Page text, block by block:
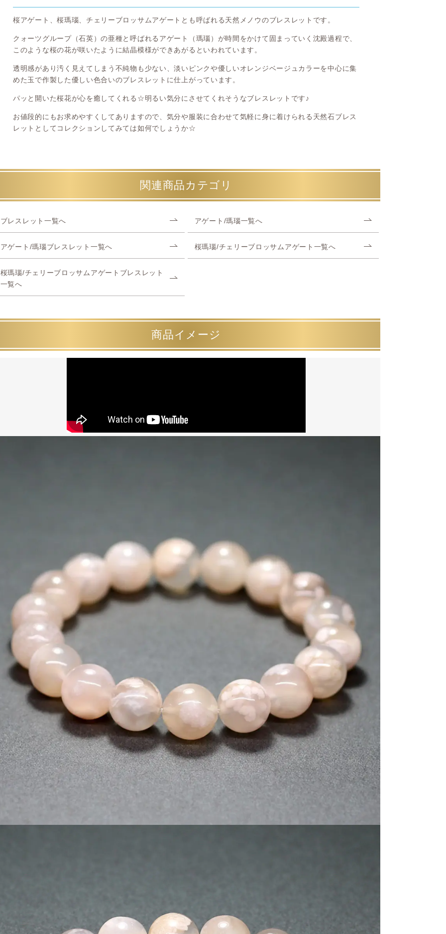
桜アゲート、桜瑪瑙、チェリーブロッサムアゲートとも呼ばれる天然メノウのブレスレットです。
クォーツグループ（石英）の亜種と呼ばれるアゲート（瑪瑙）が時間をかけて固まっていく沈殿過程で、
このような桜の花が咲いたように結晶模様ができあがるといわれています。
透明感があり汚く見えてしまう不純物も少ない、淡いピンクや優しいオレンジベージュカラーを中心に集
めた玉で作製した優しい色合いのブレスレットに仕上がっています。
パッと開いた桜花が心を癒してくれる☆明るい気分にさせてくれそうなブレスレットです♪
お値段的にもお求めやすくしてありますので、気分や服装に合わせて気軽に身に着けられる天然石ブレス
レットとしてコレクションしてみては如何でしょうか☆
関連商品カテゴリ
ブレスレット一覧へ アゲート/瑪瑙一覧へ
アゲート/瑪瑙ブレスレット一覧へ 桜瑪瑙/チェリーブロッサムアゲート一覧へ
桜瑪瑙/チェリーブロッサムアゲートブレスレット
一覧へ
商品イメージ